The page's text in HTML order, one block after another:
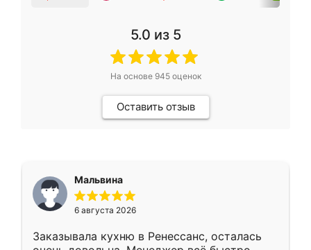
5.0 из 5
На основе 945оценок
Оставить отзыв
Мальвина
6 августа 2026
Заказывала кухню в Ренессанс, осталась